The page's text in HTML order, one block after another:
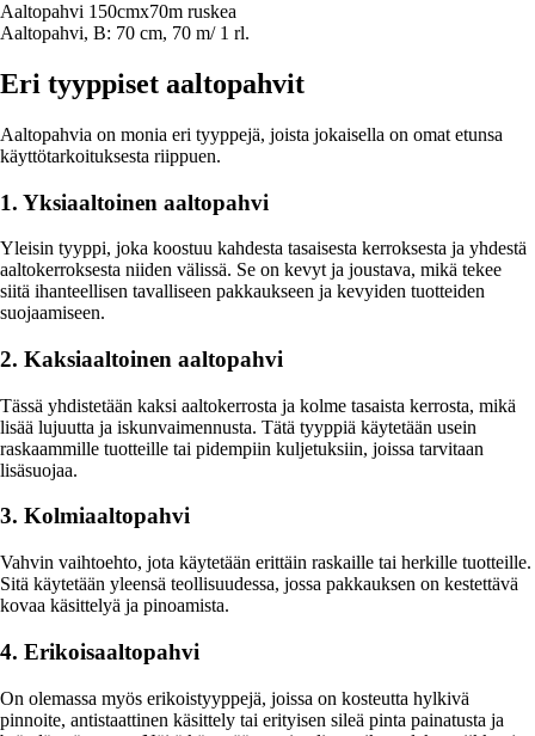
Aaltopahvi 150cmx70m ruskea
Aaltopahvi, B: 70 cm, 70 m/ 1 rl.
Eri tyyppiset aaltopahvit
Aaltopahvia on monia eri tyyppejä, joista jokaisella on omat etunsa
käyttötarkoituksesta riippuen.
1. Yksiaaltoinen aaltopahvi
Yleisin tyyppi, joka koostuu kahdesta tasaisesta kerroksesta ja yhdestä
aaltokerroksesta niiden välissä. Se on kevyt ja joustava, mikä tekee
siitä ihanteellisen tavalliseen pakkaukseen ja kevyiden tuotteiden
suojaamiseen.
2. Kaksiaaltoinen aaltopahvi
Tässä yhdistetään kaksi aaltokerrosta ja kolme tasaista kerrosta, mikä
lisää lujuutta ja iskunvaimennusta. Tätä tyyppiä käytetään usein
raskaammille tuotteille tai pidempiin kuljetuksiin, joissa tarvitaan
lisäsuojaa.
3. Kolmiaaltopahvi
Vahvin vaihtoehto, jota käytetään erittäin raskaille tai herkille tuotteille.
Sitä käytetään yleensä teollisuudessa, jossa pakkauksen on kestettävä
kovaa käsittelyä ja pinoamista.
4. Erikoisaaltopahvi
On olemassa myös erikoistyyppejä, joissa on kosteutta hylkivä
pinnoite, antistaattinen käsittely tai erityisen sileä pinta painatusta ja